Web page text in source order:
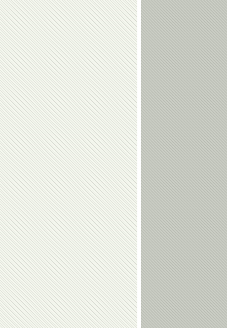
Шахмурадов
Когуашвили
Тамерлан
Башаев
Наталья
Кузютина
Валерий
Алфосов
Евгений
Гребенкин
Алексей
Дудченко
Ирина
Караваева
Елена
Чайковская
Виктор
Кудрявцев
Владимир
Воронков
Геннадий
Карпоносов